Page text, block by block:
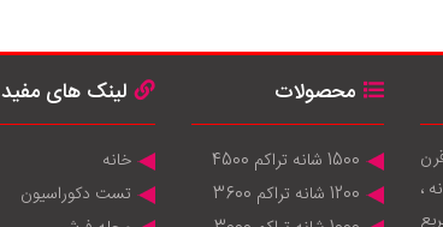
1200 شانه ، 1000 شانه ،
950.000 متر مربع
محصولات
1500 شانه تراکم 4500
1200 شانه تراکم 3600
لینک های مفید
خانه
تست دکوراسیون